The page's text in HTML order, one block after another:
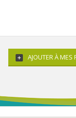
AJOUTER À MES